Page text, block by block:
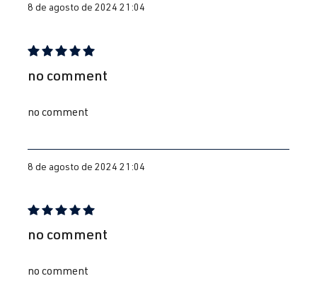
8 de agosto de 2024 21:04
Reseña con calificación de 5 de 5 estrellas
no comment
no comment
8 de agosto de 2024 21:04
Reseña con calificación de 5 de 5 estrellas
no comment
no comment